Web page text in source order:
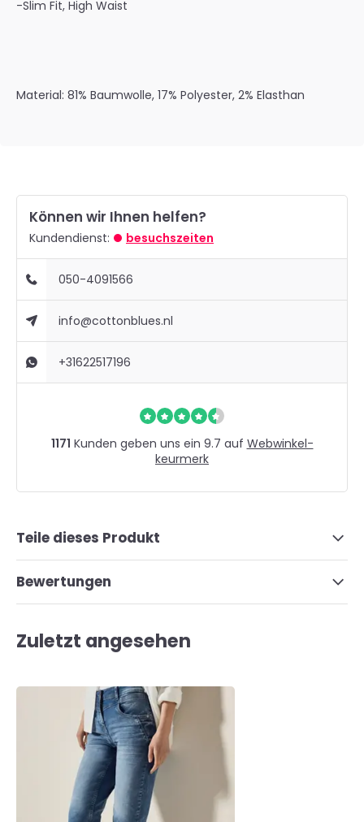
-Slim Fit, High Waist
Material: 81% Baumwolle, 17% Polyester, 2% Elasthan
Können wir Ihnen helfen?
Kundendienst: besuchszeiten
050-4091566
info@cottonblues.nl
+31622517196
1171 Kunden geben uns ein 9.7 auf Webwinkel-
keurmerk
Teile dieses Produkt
Bewertungen
Zuletzt angesehen